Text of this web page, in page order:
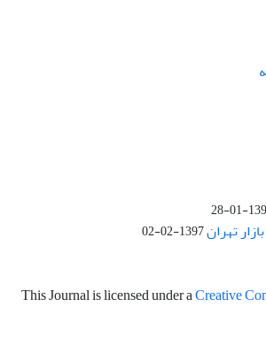
1399-
تهران1397-02-02
This Journal is licensed under aCreative